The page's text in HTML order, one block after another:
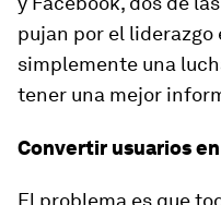
pujan por el liderazgo
simplemente una
tener una mejor
Convertir usuarios
El problema es que